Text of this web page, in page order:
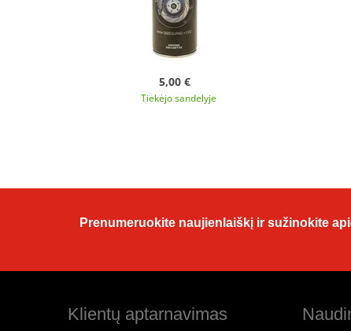
5,00 €
Tiekėjo sandelyje
Prenumeruokite naujienlaiškį ir sužinokite
Klientų aptarnavimas